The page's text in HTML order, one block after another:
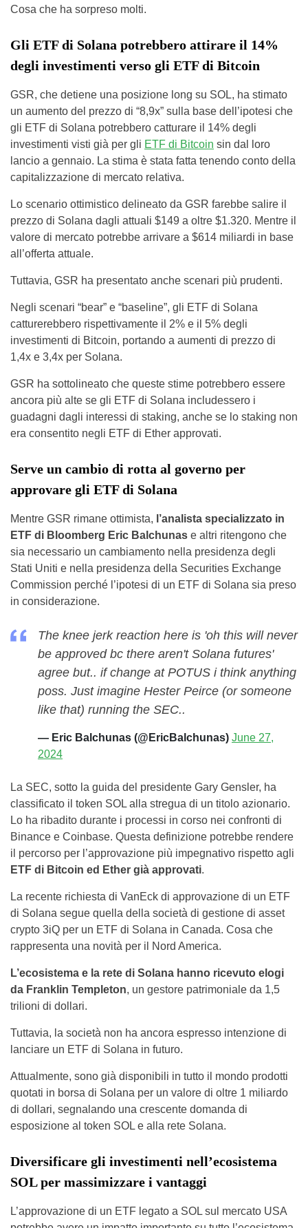
Cosa che ha sorpreso molti.
Gli ETF di Solana potrebbero attirare il 14%
degli investimenti verso gli ETF di Bitcoin
GSR, che detiene una posizione long su SOL, ha stimato
un aumento del prezzo di “8,9x” sulla base dell’ipotesi che
gli ETF di Solana potrebbero catturare il 14% degli
investimenti visti già per gli ETF di Bitcoin sin dal loro
lancio a gennaio. La stima è stata fatta tenendo conto della
capitalizzazione di mercato relativa.
Lo scenario ottimistico delineato da GSR farebbe salire il
prezzo di Solana dagli attuali $149 a oltre $1.320. Mentre il
valore di mercato potrebbe arrivare a $614 miliardi in base
all’offerta attuale.
Tuttavia, GSR ha presentato anche scenari più prudenti.
Negli scenari “bear” e “baseline”, gli ETF di Solana
catturerebbero rispettivamente il 2% e il 5% degli
investimenti di Bitcoin, portando a aumenti di prezzo di
1,4x e 3,4x per Solana.
GSR ha sottolineato che queste stime potrebbero essere
ancora più alte se gli ETF di Solana includessero i
guadagni dagli interessi di staking, anche se lo staking non
era consentito negli ETF di Ether approvati.
Serve un cambio di rotta al governo per
approvare gli ETF di Solana
Mentre GSR rimane ottimista, l’analista specializzato in
ETF di Bloomberg Eric Balchunas e altri ritengono che
sia necessario un cambiamento nella presidenza degli
Stati Uniti e nella presidenza della Securities Exchange
Commission perché l’ipotesi di un ETF di Solana sia preso
in considerazione.
The knee jerk reaction here is 'oh this will never
be approved bc there aren't Solana futures'
agree but.. if change at POTUS i think anything
poss. Just imagine Hester Peirce (or someone
like that) running the SEC..
— Eric Balchunas (@EricBalchunas) June 27,
2024
La SEC, sotto la guida del presidente Gary Gensler, ha
classificato il token SOL alla stregua di un titolo azionario.
Lo ha ribadito durante i processi in corso nei confronti di
Binance e Coinbase. Questa definizione potrebbe rendere
il percorso per l’approvazione più impegnativo rispetto agli
ETF di Bitcoin ed Ether già approvati.
La recente richiesta di VanEck di approvazione di un ETF
di Solana segue quella della società di gestione di asset
crypto 3iQ per un ETF di Solana in Canada. Cosa che
rappresenta una novità per il Nord America.
L’ecosistema e la rete di Solana hanno ricevuto elogi
da Franklin Templeton, un gestore patrimoniale da 1,5
trilioni di dollari.
Tuttavia, la società non ha ancora espresso intenzione di
lanciare un ETF di Solana in futuro.
Attualmente, sono già disponibili in tutto il mondo prodotti
quotati in borsa di Solana per un valore di oltre 1 miliardo
di dollari, segnalando una crescente domanda di
esposizione al token SOL e alla rete Solana.
Diversificare gli investimenti nell’ecosistema
SOL per massimizzare i vantaggi
L’approvazione di un ETF legato a SOL sul mercato USA